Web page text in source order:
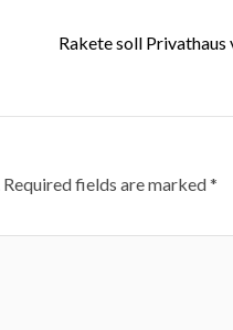
Rakete soll
Required fields are marked*